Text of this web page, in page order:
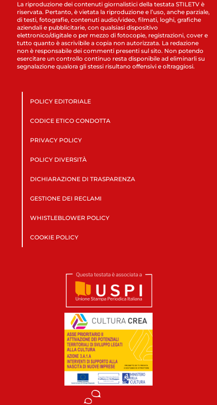
La riproduzione dei contenuti giornalistici della testata STILETV è
riservata. Pertanto, è vietata la riproduzione e l’uso, anche parziale,
di testi, fotografie, contenuti audio/video, filmati, loghi, grafiche
aziendali e pubblicitarie, con qualsiasi dispositivo
elettronico/digitale o per mezzo di fotocopie, registrazioni, cover e
tutto quanto è ascrivibile a copia non autorizzata. La redazione
non è responsabile dei commenti presenti sul sito. Non potendo
esercitare un controllo continuo resta disponibile ad eliminarli su
segnalazione qualora gli stessi risultano offensivi e oltraggiosi.
POLICY EDITORIALE
CODICE ETICO CONDOTTA
PRIVACY POLICY
POLICY DIVERSITÀ
DICHIARAZIONE DI TRASPARENZA
GESTIONE DEI RECLAMI
WHISTLEBLOWER POLICY
COOKIE POLICY